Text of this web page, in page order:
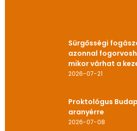
Sürgősségi
azonnal
mikor várhat a
2026-07-21
Proktológus
aranyérre
2026-07-08